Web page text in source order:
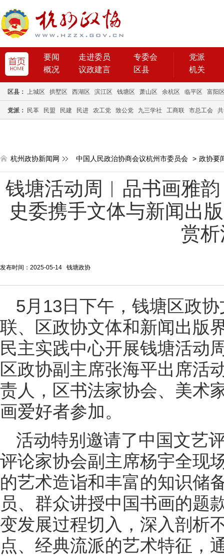
要闻 走进委员
专委会
概况
议政建言 区县
党派
机关
区县： 上城区 拱墅区 西湖区 滨江区 钱塘区 萧山区 余杭区 临平区 富阳
党派： 民革 民盟 民建 民进 农工党 致公党 九三学社 工商联 市总工会
杭州政协新闻网 中国人民政治协商会议杭州市委员会 > 政协要
钱塘活动周︱品书画雅
史委携手文体与新闻出
赏
发布时间：2025-05-14 钱塘政协
5月13日下午，钱塘区政
联、区政协文体和新闻出版
民主实践中心开展钱塘活动
区政协副主席张海平出席活
责人，区书法家协会、美术
画爱好者参加。
活动特别邀请了中国文艺
评论家协会副主席杨宇全现
的艺术造诣和丰富的知识储
员、群众讲授中国书画的题
变发展过程切入，深入剖析
点、经典流派的艺术特征，